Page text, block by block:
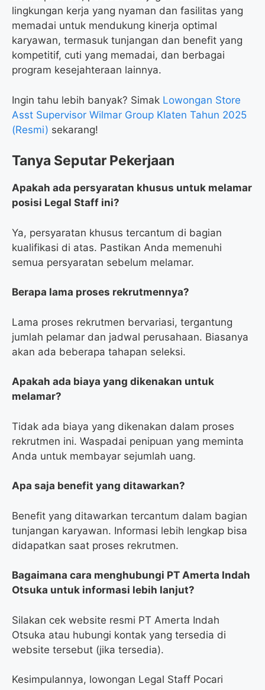
lingkungan kerja yang nyaman dan fasilitas yang
memadai untuk mendukung kinerja optimal
karyawan, termasuk tunjangan dan benefit yang
kompetitif, cuti yang memadai, dan berbagai
program kesejahteraan lainnya.
Ingin tahu lebih banyak? Simak Lowongan Store
Asst Supervisor Wilmar Group Klaten Tahun 2025
(Resmi) sekarang!
Tanya Seputar Pekerjaan
Apakah ada persyaratan khusus untuk melamar
posisi Legal Staff ini?
Ya, persyaratan khusus tercantum di bagian
kualifikasi di atas. Pastikan Anda memenuhi
semua persyaratan sebelum melamar.
Berapa lama proses rekrutmennya?
Lama proses rekrutmen bervariasi, tergantung
jumlah pelamar dan jadwal perusahaan. Biasanya
akan ada beberapa tahapan seleksi.
Apakah ada biaya yang dikenakan untuk
melamar?
Tidak ada biaya yang dikenakan dalam proses
rekrutmen ini. Waspadai penipuan yang meminta
Anda untuk membayar sejumlah uang.
Apa saja benefit yang ditawarkan?
Benefit yang ditawarkan tercantum dalam bagian
tunjangan karyawan. Informasi lebih lengkap bisa
didapatkan saat proses rekrutmen.
Bagaimana cara menghubungi PT Amerta Indah
Otsuka untuk informasi lebih lanjut?
Silakan cek website resmi PT Amerta Indah
Otsuka atau hubungi kontak yang tersedia di
website tersebut (jika tersedia).
Kesimpulannya, lowongan Legal Staff Pocari